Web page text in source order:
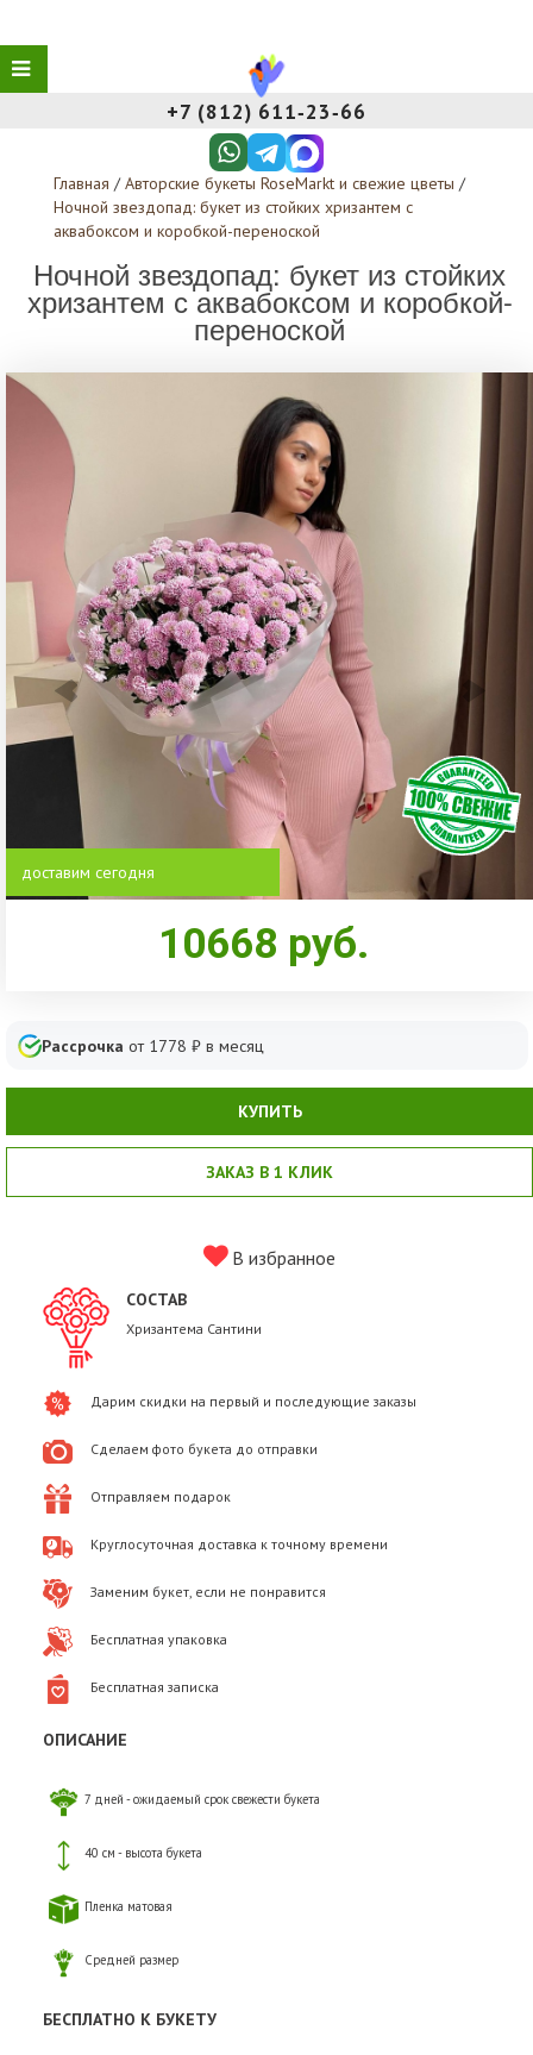
+7 (812) 611‑23‑66
Главная / Авторские букеты RoseMarkt и свежие цветы /
Ночной звездопад: букет из стойких хризантем с
аквабоксом и коробкой-переноской
Ночной звездопад: букет из стойких
хризантем с аквабоксом и коробкой-
переноской
доставим сегодня
10668 руб.
Рассрочка от 1778 ₽ в месяц
КУПИТЬ
ЗАКАЗ В 1 КЛИК
В избранное
СОСТАВ
Хризантема Сантини
Дарим скидки на первый и последующие заказы
Сделаем фото букета до отправки
Отправляем подарок
Круглосуточная доставка к точному времени
Заменим букет, если не понравится
Бесплатная упаковка
Бесплатная записка
ОПИСАНИЕ
7 дней - ожидаемый срок свежести букета
40 см - высота букета
Пленка матовая
Средней размер
БЕСПЛАТНО К БУКЕТУ